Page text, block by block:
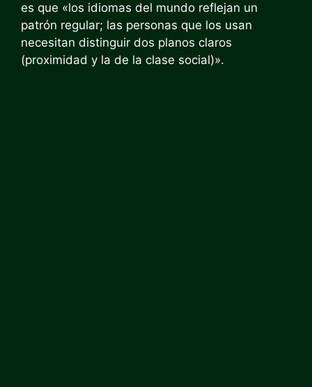
es que «los idiomas del mundo reflejan un
patrón regular; las personas que los usan
necesitan distinguir dos planos claros
(proximidad y la de la clase social)».